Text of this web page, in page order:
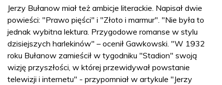
Jerzy Bułanow miał też ambicje literackie. Napisał dwie
powieści: "Prawo pięści" i "Złoto i marmur". "Nie była to
jednak wybitna lektura. Przygodowe romanse w stylu
dzisiejszych harlekinów" – ocenił Gawkowski. "W 1932
roku Bułanow zamieścił w tygodniku "Stadion" swoją
wizję przyszłości, w której przewidywał powstanie
telewizji i internetu" - przypomniał w artykule "Jerzy